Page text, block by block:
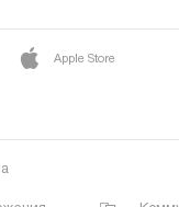
Apple Store